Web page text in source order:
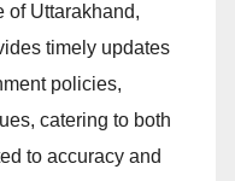
of Uttarakhand,
timely updates
policies,
catering to both
to accuracy and